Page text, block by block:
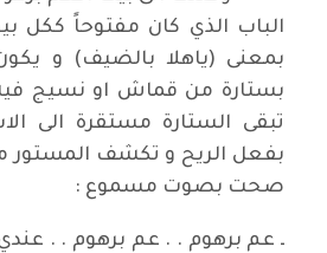
الباب الذي كان مفتوحاً ككل
بمعنى (ياهلا بالضيف) و
بستارة من قماش او نسيج
تبقى الستارة مستقرة الى
بفعل الريح و تكشف المستور
صحت بصوت مسموع :
ـ عم برهوم . . عم برهوم . .